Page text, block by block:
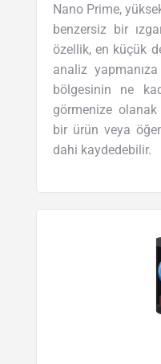
Nano Prime,
benzersiz bir
özellik, en küçük
analiz
bölgesinin ne
görmenize
bir ürün veya
dahi kaydedebilir.